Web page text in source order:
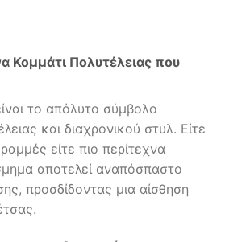
Κομμάτι Πολυτέλειας που
το απόλυτο σύμβολο
και διαχρονικού στυλ. Είτε
είτε πιο περίτεχνα
αποτελεί αναπόσπαστο
προσδίδοντας μια αίσθηση